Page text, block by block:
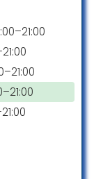
Paulo Silva
minha
do
é
fica no